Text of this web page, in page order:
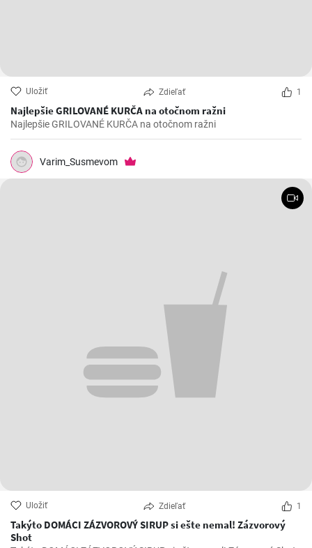
Uložiť Zdieľať 1
Najlepšie GRILOVANÉ KURČA na otočnom ražni
Najlepšie GRILOVANÉ KURČA na otočnom ražni
Varim_Susmevom
Uložiť Zdieľať 1
Takýto DOMÁCI ZÁZVOROVÝ SIRUP si ešte nemal! Zázvorový
Shot